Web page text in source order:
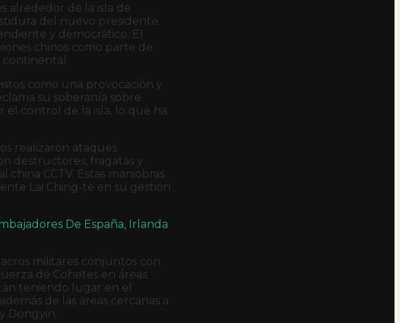
alrededor de la isla de
del nuevo presidente
y democrático. El
chinos como parte de
como una provocación y
su soberanía sobre
el control de la isla, lo que ha
realizaron ataques
destructores, fragatas y
china CCTV. Estas maniobras
Lai Ching-te en su gestión
De España, Irlanda
militares conjuntos con
de Cohetes en áreas
teniendo lugar en el
de las áreas cercanas a
Dongyin.